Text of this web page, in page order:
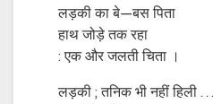
लड़की का बे—बस पिता
हाथ जोड़े तक रहा
: एक और जलती चिता ।
लड़की ; तनिक भी नहीं हिली